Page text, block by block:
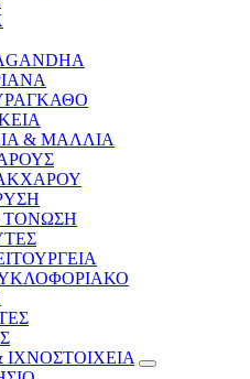
& ΜΑΛΛΙΑ
ΤΟΝΩΣΗ